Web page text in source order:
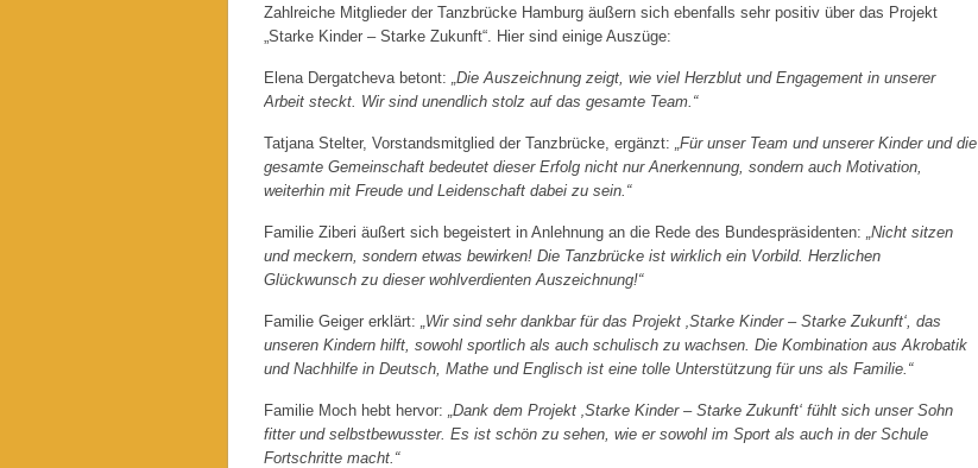
Zahlreiche Mitglieder der Tanzbrücke Hamburg äußern sich ebenfalls sehr positiv über das Projekt
„Starke Kinder – Starke Zukunft“. Hier sind einige Auszüge:
Elena Dergatcheva betont: „Die Auszeichnung zeigt, wie viel Herzblut und Engagement in unserer
Arbeit steckt. Wir sind unendlich stolz auf das gesamte Team.“
Tatjana Stelter, Vorstandsmitglied der Tanzbrücke, ergänzt: „Für unser Team und unserer Kinder und die
gesamte Gemeinschaft bedeutet dieser Erfolg nicht nur Anerkennung, sondern auch Motivation,
weiterhin mit Freude und Leidenschaft dabei zu sein.“
Familie Ziberi äußert sich begeistert in Anlehnung an die Rede des Bundespräsidenten: „Nicht sitzen
und meckern, sondern etwas bewirken! Die Tanzbrücke ist wirklich ein Vorbild. Herzlichen
Glückwunsch zu dieser wohlverdienten Auszeichnung!“
Familie Geiger erklärt: „Wir sind sehr dankbar für das Projekt ‚Starke Kinder – Starke Zukunft‘, das
unseren Kindern hilft, sowohl sportlich als auch schulisch zu wachsen. Die Kombination aus Akrobatik
und Nachhilfe in Deutsch, Mathe und Englisch ist eine tolle Unterstützung für uns als Familie.“
Familie Moch hebt hervor: „Dank dem Projekt ‚Starke Kinder – Starke Zukunft‘ fühlt sich unser Sohn
fitter und selbstbewusster. Es ist schön zu sehen, wie er sowohl im Sport als auch in der Schule
Fortschritte macht.“